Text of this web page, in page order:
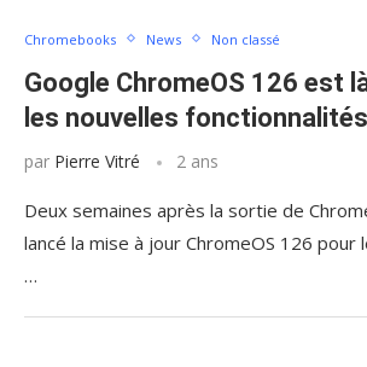
Chromebooks News Non classé
Google ChromeOS 126 est
les nouvelles fonctionnalités
par Pierre Vitré 2 ans
Deux semaines après la sortie de
lancé la mise à jour ChromeOS 126 pour
…